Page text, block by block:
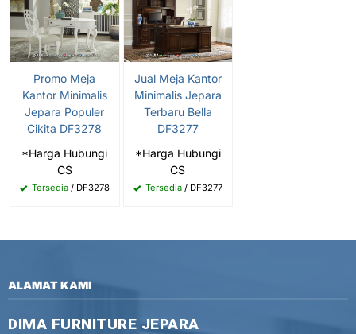
Promo Meja
Kantor Minimalis
Jepara Populer
Cikita DF3278
*Harga Hubungi
CS
Tersedia/ DF3278
Jual Meja Kantor
Minimalis Jepara
Terbaru Bella
DF3277
*Harga Hubungi
CS
Tersedia/ DF3277
ALAMAT KAMI
DIMA FURNITURE JEPARA